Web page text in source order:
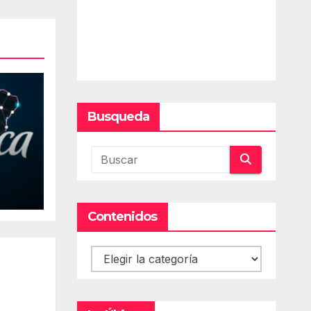
Busqueda
Contenidos
Contenidos